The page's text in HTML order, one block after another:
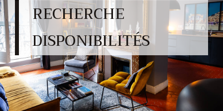
RECHERCHE
DISPONIBILITÉS